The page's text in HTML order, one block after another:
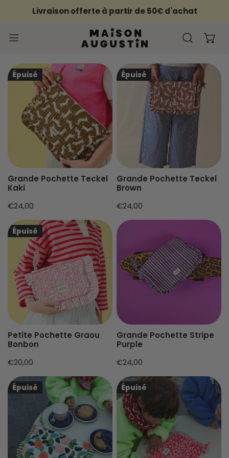
AU CONTENU
Livraison offerte à partir de 50€ d'achat
Grande
Pochette
Épuisé
Grande Pochette Teckel
Kaki
Prix
habituel
€24,00
Grande
Pochette
Épuisé
Grande Pochette Teckel
Brown
Prix
habituel
€24,00
Petite
Pochette
Graou
Bonbon
Épuisé
Petite Pochette Graou
Bonbon
Prix
habituel
€20,00
Grande
Stripe
Purple
Grande Pochette Stripe
Purple
Prix
habituel
€24,00
Grande
Pochette
Épuisé
Grande
Pochette
Graou
cerise
Épuisé